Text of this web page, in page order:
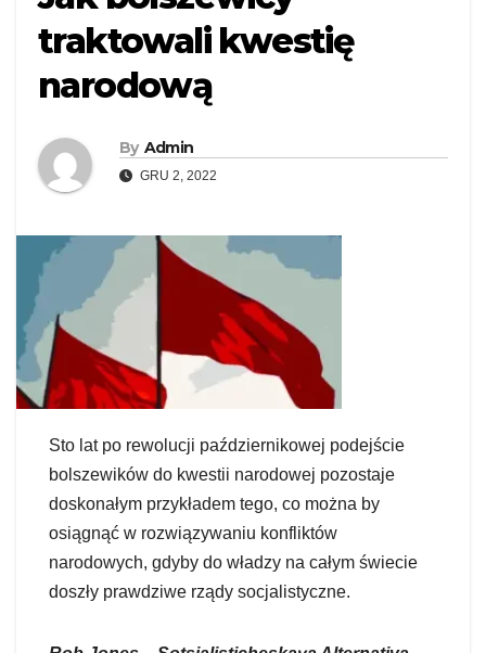
traktowali kwestię
narodową
By Admin
GRU 2, 2022
Sto lat po rewolucji październikowej podejście
bolszewików do kwestii narodowej pozostaje
doskonałym przykładem tego, co można by
osiągnąć w rozwiązywaniu konfliktów
narodowych, gdyby do władzy na całym świecie
doszły prawdziwe rządy socjalistyczne.